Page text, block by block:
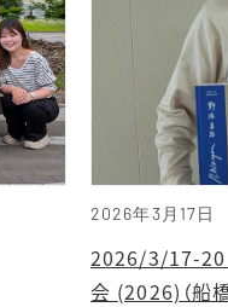
2026年3月17日
2026/3/17-20
会 (2026)（船橋